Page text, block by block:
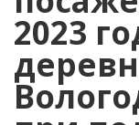
2023